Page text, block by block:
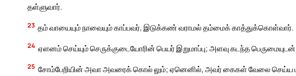
தள்ளுவார்.
23 தம் வாயையும் நாவையும் காப்பவர், இடுக்கண் வராமல் தம்மைக் காத்துக்கொள்வார்.
24 ஏளனம் செய்யும் செருக்குடையோரின் பெயர் இறுமாப்பு; அளவு கடந்த
25 சோம்பேறியின் அவா அவரைக் கொல் லும்; ஏனெனில், அவர் கைகள் வேலை செய்ய